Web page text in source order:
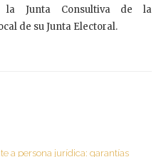
la Junta Consultiva de la
de su Junta Electoral.
a persona jurídica: garantías